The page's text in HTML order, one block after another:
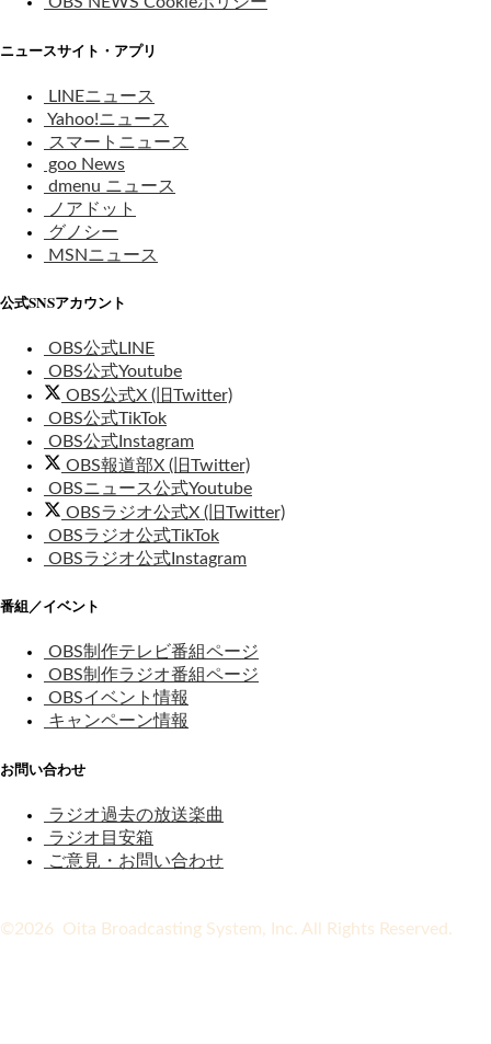
ニュースサイト・アプリ
LINEニュース
Yahoo!ニュース
スマートニュース
goo News
dmenu ニュース
ノアドット
グノシー
MSNニュース
公式SNSアカウント
OBS公式LINE
OBS公式Youtube
OBS公式X (旧Twitter)
OBS公式TikTok
OBS公式Instagram
OBS報道部X (旧Twitter)
OBSニュース公式Youtube
OBSラジオ公式X (旧Twitter)
OBSラジオ公式TikTok
OBSラジオ公式Instagram
番組／イベント
OBS制作テレビ番組ページ
OBS制作ラジオ番組ページ
OBSイベント情報
キャンペーン情報
お問い合わせ
ラジオ過去の放送楽曲
ラジオ目安箱
ご意見・お問い合わせ
©2026 Oita Broadcasting System, Inc. All Rights Reserved.